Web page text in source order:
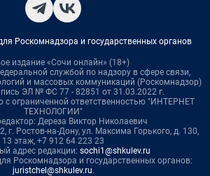
Роскомнадзора и государственных органов
издание «Сочи онлайн» (18+)
службой по надзору в сфере связи,
и массовых коммуникаций (Роскомнадзор)
ЭЛ № ФС 77 - 82851 от 31.03.2022 г.
с ограниченной ответственностью "ИНТЕРНЕТ
ТЕХНОЛОГИИ"
Дереза Виктор Николаевич
г. Ростов-на-Дону, ул. Максима Горького, д. 130,
13 этаж, +7 912 64 223 23
адрес редакции: sochi1@shkulev.ru
Роскомнадзора и государственных органов:
juristchel@shkulev.ru.